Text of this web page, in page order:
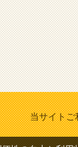
当サイトご